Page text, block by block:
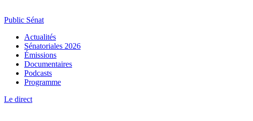
Public Sénat
Actualités
Sénatoriales 2026
Émissions
Documentaires
Podcasts
Programme
Le direct